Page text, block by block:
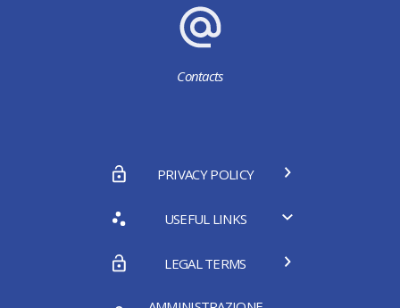
Contacts
PRIVACY POLICY
USEFUL LINKS
LEGAL TERMS